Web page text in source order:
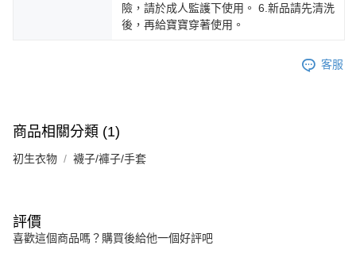
險，請於成人監護下使用。 6.新品請先清洗
後，再給寶寶穿著使用。
客服
商品相關分類 (1)
初生衣物 襪子/褲子/手套
評價
喜歡這個商品嗎？購買後給他一個好評吧